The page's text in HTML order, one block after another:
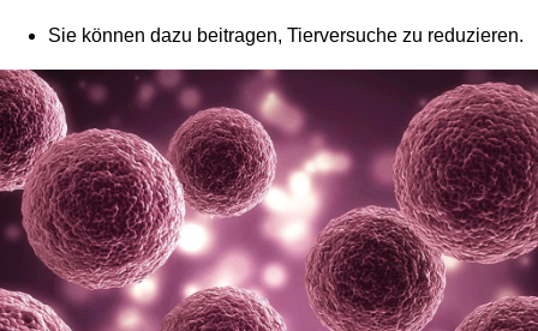
Sie können dazu beitragen, Tierversuche zu reduzieren.